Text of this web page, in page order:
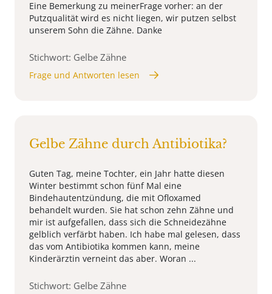
Eine Bemerkung zu meinerFrage vorher: an der
Putzqualität wird es nicht liegen, wir putzen selbst
unserem Sohn die Zähne. Danke
Stichwort: Gelbe Zähne
Frage und Antworten lesen
Gelbe Zähne durch Antibiotika?
Guten Tag, meine Tochter, ein Jahr hatte diesen
Winter bestimmt schon fünf Mal eine
Bindehautentzündung, die mit Ofloxamed
behandelt wurden. Sie hat schon zehn Zähne und
mir ist aufgefallen, dass sich die Schneidezähne
gelblich verfärbt haben. Ich habe mal gelesen, dass
das vom Antibiotika kommen kann, meine
Kinderärztin verneint das aber. Woran ...
Stichwort: Gelbe Zähne